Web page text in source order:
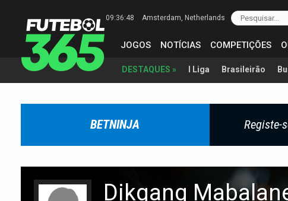
09:36:49 Amsterdam, Netherlands
JOGOS NOTÍCIAS COMPETIÇÕES
DESTAQUES » I Liga Brasileirão
BETNINJA Registe-
Dikgang